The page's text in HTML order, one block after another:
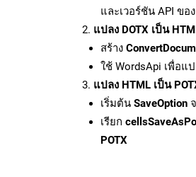
และเวอร์ชัน API ขอ
แปลง DOTX เป็น
สร้าง
ใช้ WordsApi เพื่อแ
แปลง HTML เป็น
เริ่มต้น SaveOption
เรียก
POTX